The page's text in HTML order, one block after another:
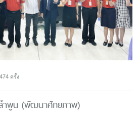
ครั้ง
ำพูน (พัฒนาศักยภาพ)